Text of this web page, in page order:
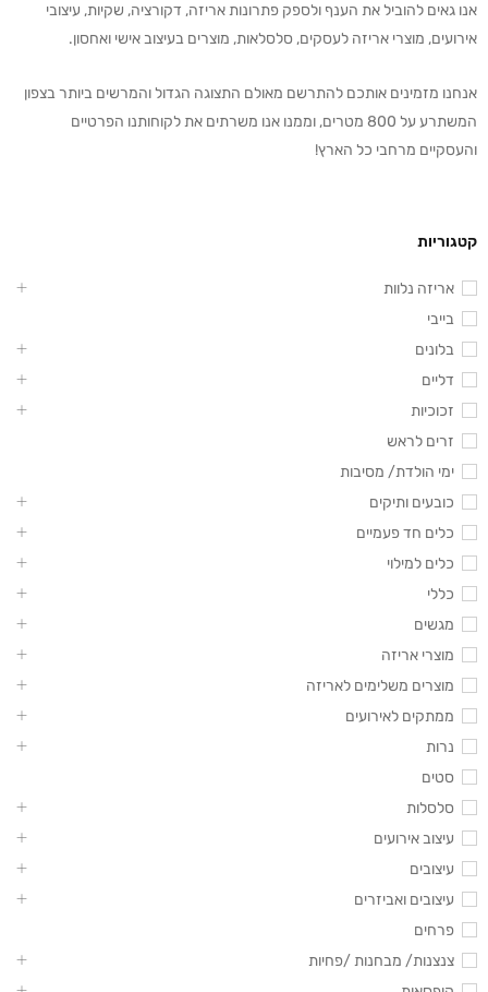
אנו גאים להוביל את הענף ולספק פתרונות אריזה, דקורציה, שקיות, עיצובי
אירועים, מוצרי אריזה לעסקים, סלסלאות, מוצרים בעיצוב אישי ואחסון.
אנחנו מזמינים אותכם להתרשם מאולם התצוגה הגדול והמרשים ביותר בצפון
המשתרע על 800 מטרים, וממנו אנו משרתים את לקוחותנו הפרטיים
והעסקיים מרחבי כל הארץ!
קטגוריות
אריזה נלוות
בייבי
בלונים
דליים
זכוכיות
זרים לראש
ימי הולדת/ מסיבות
כובעים ותיקים
כלים חד פעמיים
כלים למילוי
כללי
מגשים
מוצרי אריזה
מוצרים משלימים לאריזה
ממתקים לאירועים
נרות
סטים
סלסלות
עיצוב אירועים
עיצובים
עיצובים ואביזרים
פרחים
צנצנות/ מבחנות /פחיות